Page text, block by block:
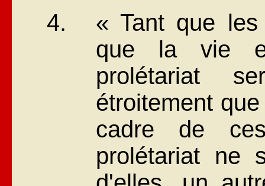
« Tant que les
que la vie
prolétariat
étroitement
cadre de
prolétariat ne